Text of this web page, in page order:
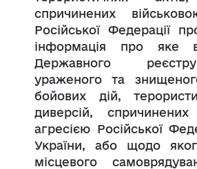
спричинених
Російської Федерації
інформація про яке
Державного
ураженого та
бойових дій,
диверсій, спричинених
агресією Російської
України, або щодо
місцевого